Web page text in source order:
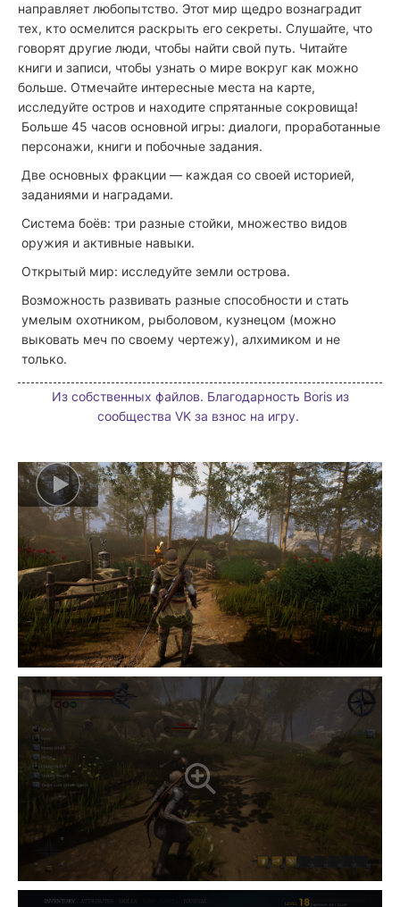
направляет любопытство. Этот мир щедро вознаградит
тех, кто осмелится раскрыть его секреты. Слушайте, что
говорят другие люди, чтобы найти свой путь. Читайте
книги и записи, чтобы узнать о мире вокруг как можно
больше. Отмечайте интересные места на карте,
исследуйте остров и находите спрятанные сокровища!
Больше 45 часов основной игры: диалоги, проработанные
персонажи, книги и побочные задания.
Две основных фракции — каждая со своей историей,
заданиями и наградами.
Система боёв: три разные стойки, множество видов
оружия и активные навыки.
Открытый мир: исследуйте земли острова.
Возможность развивать разные способности и стать
умелым охотником, рыболовом, кузнецом (можно
выковать меч по своему чертежу), алхимиком и не
только.
Из собственных файлов. Благодарность Boris из
сообщества VK за взнос на игру.